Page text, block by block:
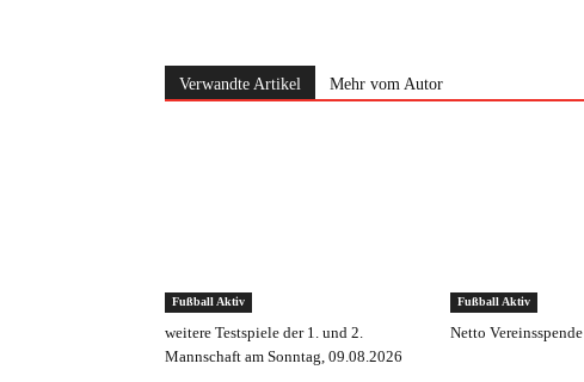
Verwandte Artikel Mehr vom Autor
Fußball Aktiv
weitere Testspiele der 1. und 2.
Mannschaft am Sonntag, 09.08.2026
Fußball Aktiv
Netto Vereinsspende